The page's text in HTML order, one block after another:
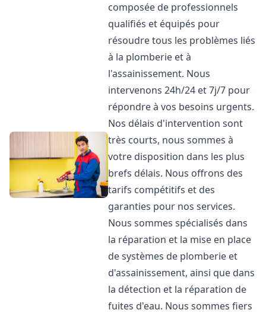
composée de professionnels
qualifiés et équipés pour
résoudre tous les problèmes liés
à la plomberie et à
l'assainissement. Nous
intervenons 24h/24 et 7j/7 pour
répondre à vos besoins urgents.
Nos délais d'intervention sont
très courts, nous sommes à
votre disposition dans les plus
brefs délais. Nous offrons des
tarifs compétitifs et des
garanties pour nos services.
Nous sommes spécialisés dans
la réparation et la mise en place
de systèmes de plomberie et
d'assainissement, ainsi que dans
la détection et la réparation de
fuites d'eau. Nous sommes fiers